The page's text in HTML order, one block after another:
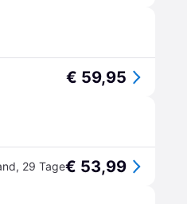
€ 59,95
, 29 Tage€ 53,99